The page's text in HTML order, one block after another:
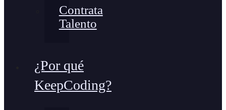
Contrata
Talento
¿Por qué
KeepCoding?